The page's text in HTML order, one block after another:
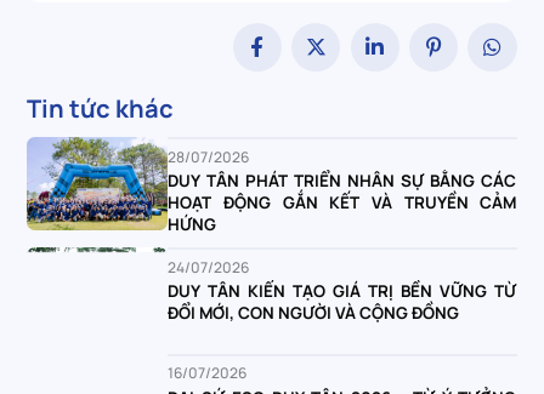
Tin tức khác
28/07/2026
DUY TÂN PHÁT TRIỂN NHÂN SỰ BẰNG CÁC
HOẠT ĐỘNG GẮN KẾT VÀ TRUYỀN CẢM
HỨNG
24/07/2026
DUY TÂN KIẾN TẠO GIÁ TRỊ BỀN VỮNG TỪ
ĐỔI MỚI, CON NGƯỜI VÀ CỘNG ĐỒNG
16/07/2026